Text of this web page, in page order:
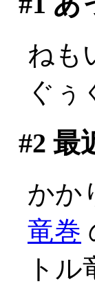
ねも
ぐぅ
#2 最
かか
竜巻
ト